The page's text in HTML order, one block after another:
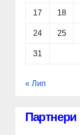
17 18
24 25
31
« Лип
Партнери